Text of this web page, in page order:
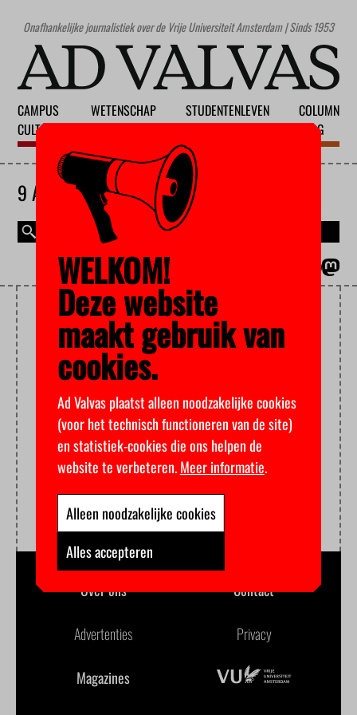
Onafhankelijke journalistiek over de Vrije Universiteit Amsterdam | Sinds 1953
CAMPUS
CULTUUR
WETENSCHAP
STUDENTENLEVEN
COLUMN
BLOG
9 AUGUSTUS 2026
INSPECTIE
Over ons Contact
Advertenties Privacy
Magazines
WELKOM!
Deze website
maakt gebruik van
cookies.
Ad Valvas plaatst alleen noodzakelijke cookies
(voor het technisch functioneren van de site)
en statistiek-cookies die ons helpen de
website te verbeteren.Meer informatie.
Alleen noodzakelijke cookies
Alles accepteren